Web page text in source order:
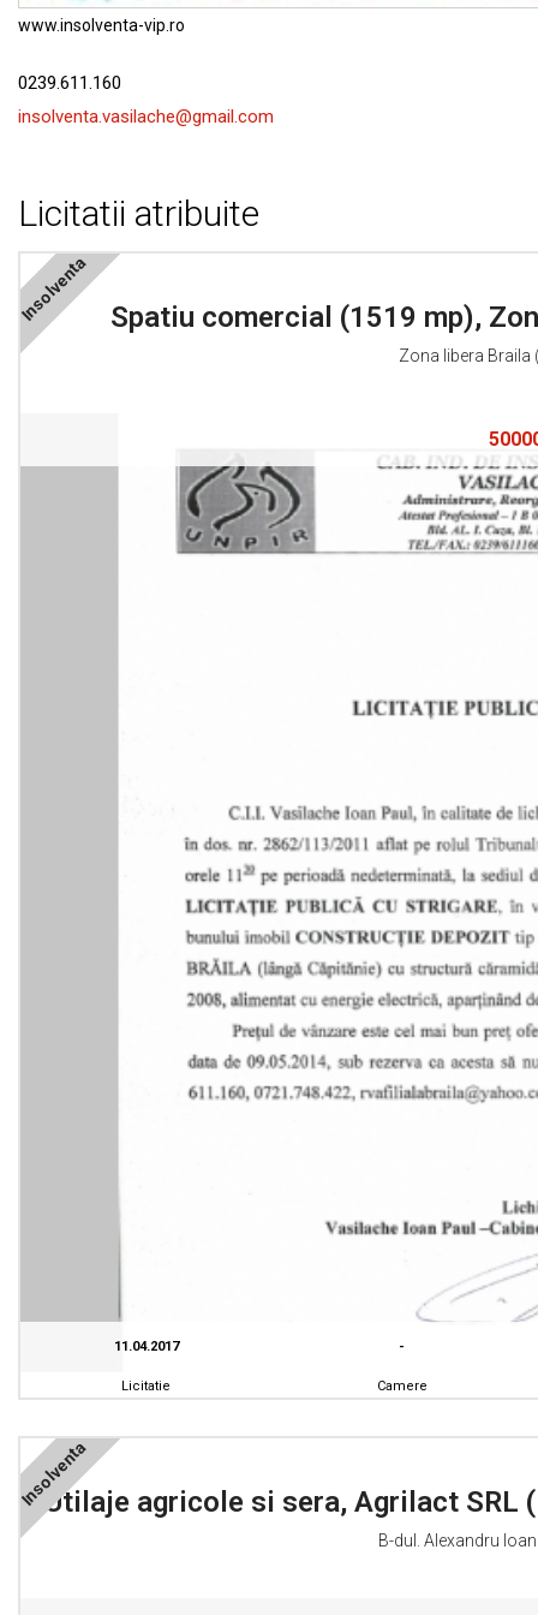
Contact
www.insolventa-vip.ro
0239.611.160
insolventa.vasilache@gmail.com
Licitatii atribuite
Spatiu comercial (1519 mp),
Zona libera Braila
Insolventa
11.04.2017
Licitatie
-
Camere
Utilaje agricole si sera, Agrilact
B-dul. Alexandru
Insolventa